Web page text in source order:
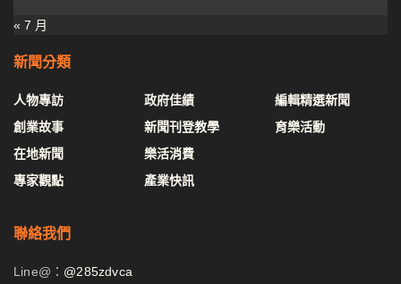
« 7 月
新聞分類
人物專訪
創業故事
在地新聞
專家觀點
政府佳績
新聞刊登教學
樂活消費
產業快訊
編輯精選新聞
育樂活動
聯絡我們
Line@： @285zdvca